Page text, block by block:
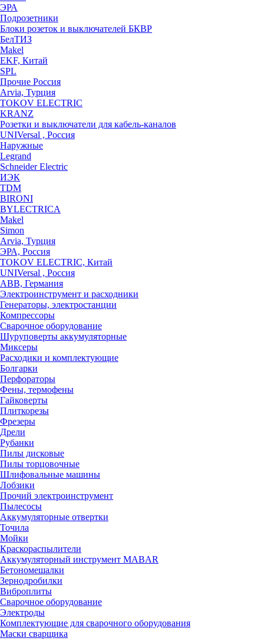
ЭРА
Подрозетники
Блоки розеток и выключателей БКВР
БелТИЗ
Makel
EKF, Китай
SPL
Прочие Россия
Arvia, Турция
TOKOV ELECTRIC
KRANZ
Розетки и выключатели для кабель-каналов
UNIVersal , Россия
Наружные
Legrand
Schneider Electric
ИЭК
TDM
BIRONI
BYLECTRICA
Makel
Simon
Arvia, Турция
ЭРА, Россия
TOKOV ELECTRIC, Китай
UNIVersal , Россия
ABB, Германия
Электроинструмент и расходники
Генераторы, электростанции
Компрессоры
Сварочное оборудование
Шуруповерты аккумуляторные
Миксеры
Расходики и комплектующие
Болгарки
Перфораторы
Фены, термофены
Гайковерты
Плиткорезы
Фрезеры
Дрели
Рубанки
Пилы дисковые
Пилы торцовочные
Шлифовальные машины
Лобзики
Прочий электроинструмент
Пылесосы
Аккумуляторные отвертки
Точила
Мойки
Краскораспылители
Аккумуляторный инструмент MABAR
Бетономешалки
Зернодробилки
Виброплиты
Сварочное оборудование
Электроды
Комплектующие для сварочного оборудования
Маски сварщика